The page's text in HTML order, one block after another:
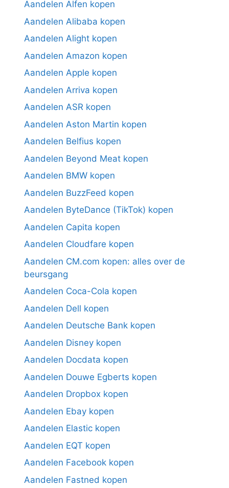
Aandelen Alfen kopen
Aandelen Alibaba kopen
Aandelen Alight kopen
Aandelen Amazon kopen
Aandelen Apple kopen
Aandelen Arriva kopen
Aandelen ASR kopen
Aandelen Aston Martin kopen
Aandelen Belfius kopen
Aandelen Beyond Meat kopen
Aandelen BMW kopen
Aandelen BuzzFeed kopen
Aandelen ByteDance (TikTok) kopen
Aandelen Capita kopen
Aandelen Cloudfare kopen
Aandelen CM.com kopen: alles over de
beursgang
Aandelen Coca-Cola kopen
Aandelen Dell kopen
Aandelen Deutsche Bank kopen
Aandelen Disney kopen
Aandelen Docdata kopen
Aandelen Douwe Egberts kopen
Aandelen Dropbox kopen
Aandelen Ebay kopen
Aandelen Elastic kopen
Aandelen EQT kopen
Aandelen Facebook kopen
Aandelen Fastned kopen